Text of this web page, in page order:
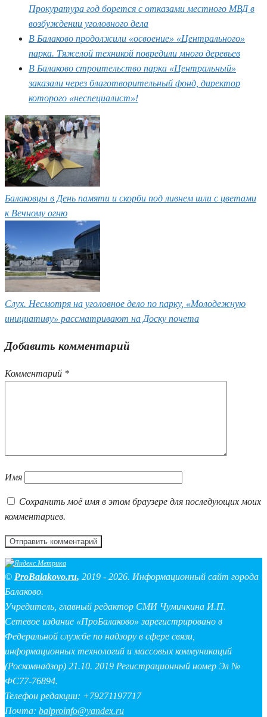
Прокуратура год борется с отказами местного МВД в
возбуждении уголовного дела
В Балаково продолжили «освоение» «Центрального»
парка. Тяжелой техникой повредили много деревьев
В Балаково строительство парка «Центральный»
заказали через благотворительный фонд, директор
которого «неспециалист»!
Балаковцы в День памяти и скорби под ливнем шли с цветами
к Вечному огню
Слух. Несмотря на уголовное дело по парку, «Молодежную
инициативу» рассматривают на Доску почета
Добавить комментарий
Комментарий *
Имя
Сохранить моё имя в этом браузере для последующих моих
комментариев.
© ProBalakovo.ru, 2019 - 2026. Информационный сайт города
Балаково.
Учредитель, главный редактор СМИ Чумичкина И.П.
Сетевое издание «ПроБалаково» зарегистрировано в
Федеральной службе по надзору в сфере связи,
информационных технологий и массовых коммуникаций
(Роскомнадзор) 21.10. 2019 Регистрационный номер Эл №
ФС77-76894.
Телефон редакции: +79271197717
Почта: balproinfo@yandex.ru